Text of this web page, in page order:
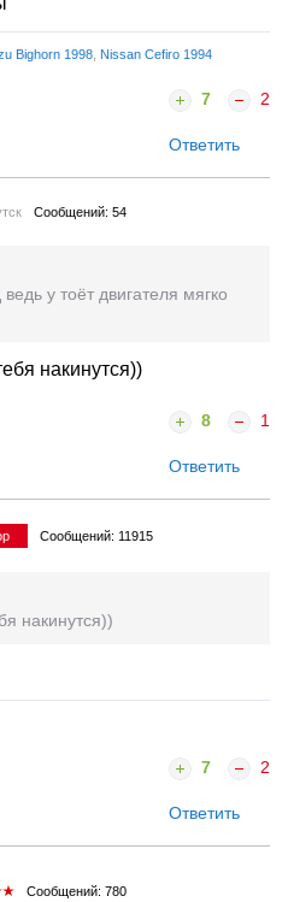
Bighorn 1998 Nissan Cefiro 1994
7 2
Ответить
Сообщений: 54
у тоёт двигателя мягко
накинутся))
8 1
Ответить
Сообщений: 11915
накинутся))
7 2
Ответить
Сообщений: 780